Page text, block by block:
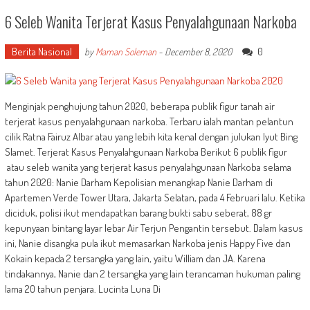
6 Seleb Wanita Terjerat Kasus Penyalahgunaan Narkoba
Berita Nasional byMaman Soleman- December 8, 2020 0
Menginjak penghujung tahun 2020, beberapa publik figur tanah air
terjerat kasus penyalahgunaan narkoba. Terbaru ialah mantan pelantun
cilik Ratna Fairuz Albar atau yang lebih kita kenal dengan julukan Iyut Bing
Slamet. Terjerat Kasus Penyalahgunaan Narkoba Berikut 6 publik figur
atau seleb wanita yang terjerat kasus penyalahgunaan Narkoba selama
tahun 2020: Nanie Darham Kepolisian menangkap Nanie Darham di
Apartemen Verde Tower Utara, Jakarta Selatan, pada 4 Februari lalu. Ketika
diciduk, polisi ikut mendapatkan barang bukti sabu seberat, 88 gr
kepunyaan bintang layar lebar Air Terjun Pengantin tersebut. Dalam kasus
ini, Nanie disangka pula ikut memasarkan Narkoba jenis Happy Five dan
Kokain kepada 2 tersangka yang lain, yaitu William dan JA. Karena
tindakannya, Nanie dan 2 tersangka yang lain terancaman hukuman paling
lama 20 tahun penjara. Lucinta Luna Di